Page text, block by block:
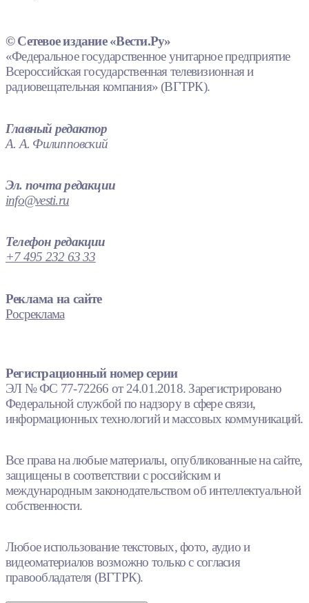
© Сетевое издание «Вести.Ру»
«Федеральное государственное унитарное предприятие
Всероссийская государственная телевизионная и
радиовещательная компания» (ВГТРК).
Главный редактор
А. А. Филипповский
Эл. почта редакции
info@vesti.ru
Телефон редакции
+7 495 232 63 33
Реклама на сайте
Росреклама
Регистрационный номер серии
ЭЛ № ФС 77-72266 от 24.01.2018. Зарегистрировано
Федеральной службой по надзору в сфере связи,
информационных технологий и массовых коммуникаций.
Все права на любые материалы, опубликованные на сайте,
защищены в соответствии с российским и
международным законодательством об интеллектуальной
собственности.
Любое использование текстовых, фото, аудио и
видеоматериалов возможно только с согласия
правообладателя (ВГТРК).